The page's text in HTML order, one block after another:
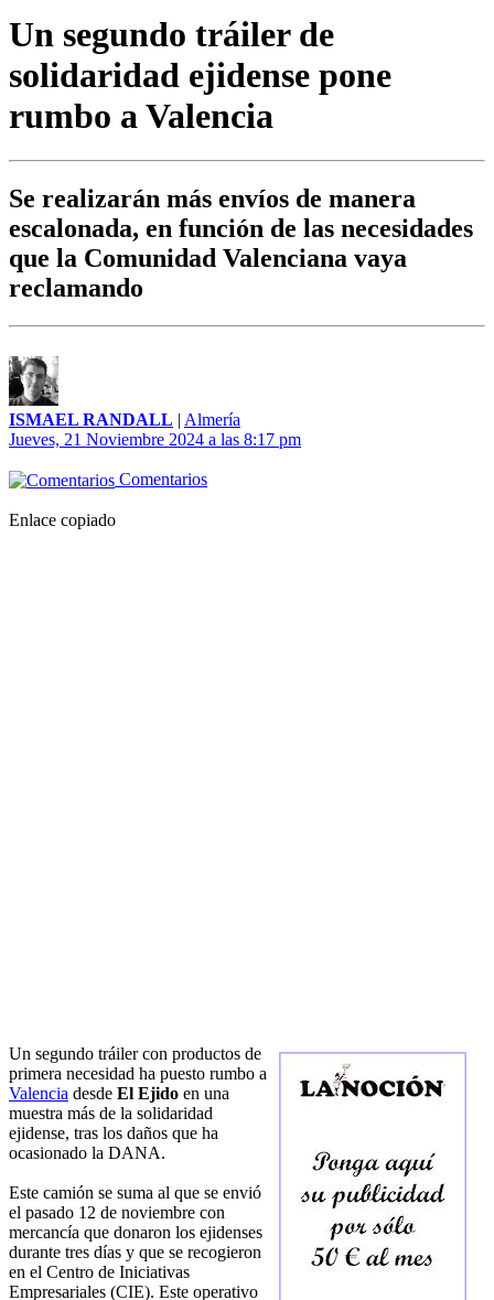
Un segundo tráiler de
solidaridad ejidense pone
rumbo a Valencia
Se realizarán más envíos de manera
escalonada, en función de las necesidades
que la Comunidad Valenciana vaya
reclamando
ISMAEL RANDALL | Almería
Jueves, 21 Noviembre 2024 a las 8:17 pm
Comentarios
Enlace copiado
Un segundo tráiler con productos de
primera necesidad ha puesto rumbo a
Valencia desde El Ejido en una
muestra más de la solidaridad
ejidense, tras los daños que ha
ocasionado la DANA.
Este camión se suma al que se envió
el pasado 12 de noviembre con
mercancía que donaron los ejidenses
durante tres días y que se recogieron
en el Centro de Iniciativas
Empresariales (CIE). Este operativo